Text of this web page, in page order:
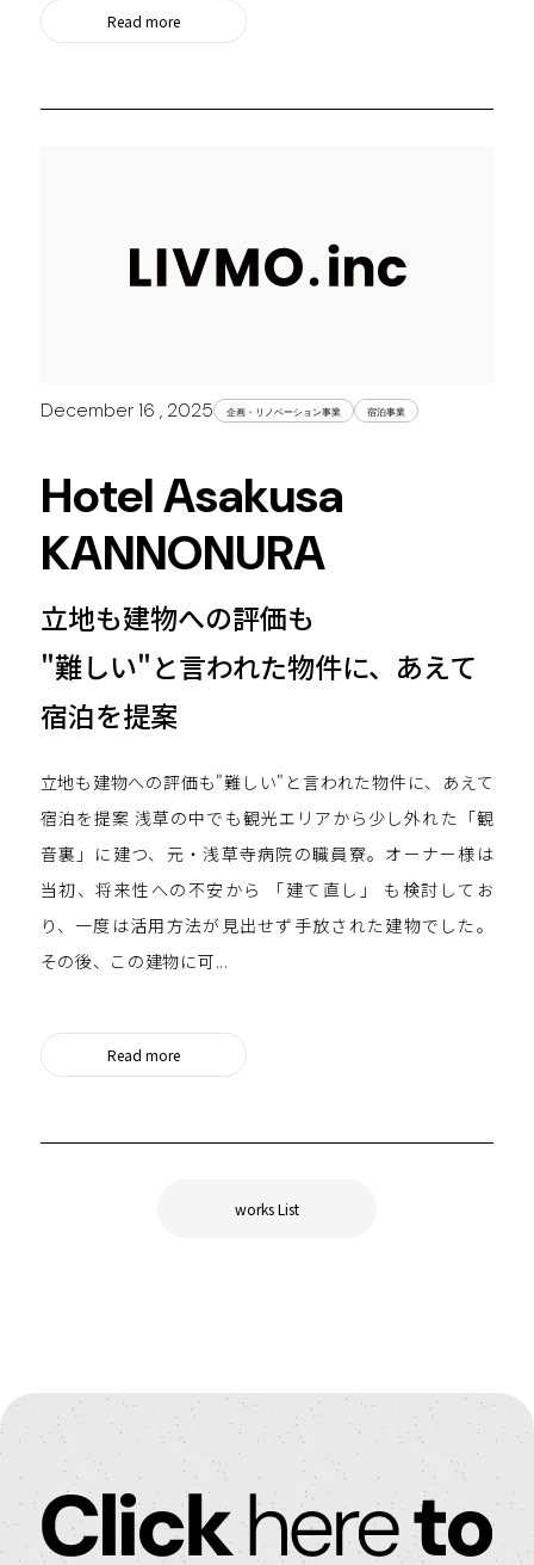
Read more
December 16 , 2025 企画・リノベーション事業 宿泊事業
Hotel Asakusa
KANNONURA
立地も建物への評価も
"難しい"と言われた物件に、あえて
宿泊を提案
立地も建物への評価も"難しい"と言われた物件に、あえて
宿泊を提案 浅草の中でも観光エリアから少し外れた「観
音裏」に建つ、元・浅草寺病院の職員寮。オーナー様は
当初、将来性への不安から 「建て直し」 も検討してお
り、一度は活用方法が見出せず手放された建物でした。
その後、この建物に可...
Read more
works List